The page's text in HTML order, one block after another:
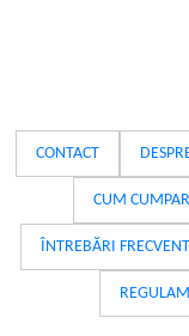
CONTACT
CUM
ÎNTREBĂRI